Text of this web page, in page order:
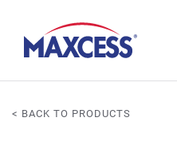
< BACK TO PRODUCTS